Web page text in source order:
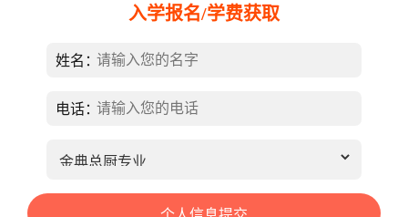
入学报名/学费获取
姓名：
电话：